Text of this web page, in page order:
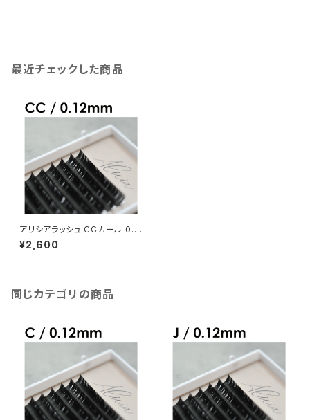
最近チェックした商品
アリシアラッシュ CCカール 0.1
2mm
¥2,600
同じカテゴリの商品